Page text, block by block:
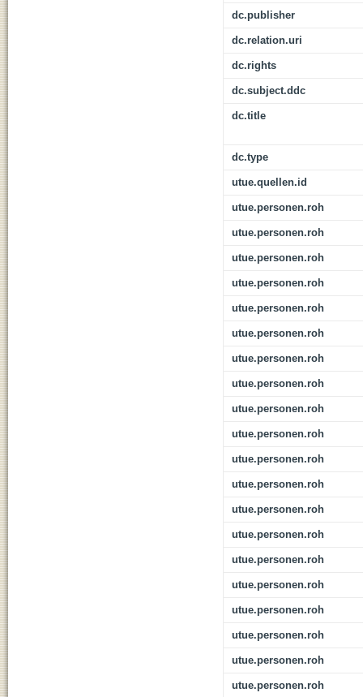
dc.publisher
dc.relation.uri
dc.rights
dc.subject.ddc
dc.title
dc.type
utue.quellen.id
utue.personen.roh
utue.personen.roh
utue.personen.roh
utue.personen.roh
utue.personen.roh
utue.personen.roh
utue.personen.roh
utue.personen.roh
utue.personen.roh
utue.personen.roh
utue.personen.roh
utue.personen.roh
utue.personen.roh
utue.personen.roh
utue.personen.roh
utue.personen.roh
utue.personen.roh
utue.personen.roh
utue.personen.roh
utue.personen.roh